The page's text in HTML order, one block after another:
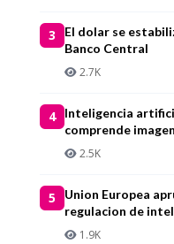
3
El dolar se
Banco Central
2.7K
4
Inteligencia
comprende
2.5K
5
Union Europea
regulacion de
1.9K